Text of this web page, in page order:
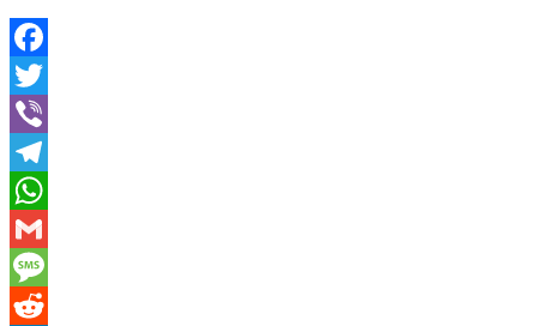
Facebook
Twitter
Viber
Telegram
WhatsApp
Gmail
Message